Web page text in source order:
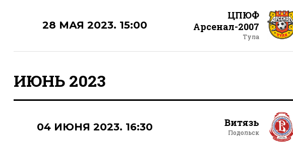
28 МАЯ 2023. 15:00
ЦПЮФ
Арсенал-2007
Тула
ИЮНЬ 2023
04 ИЮНЯ 2023. 16:30 Витязь
Подольск